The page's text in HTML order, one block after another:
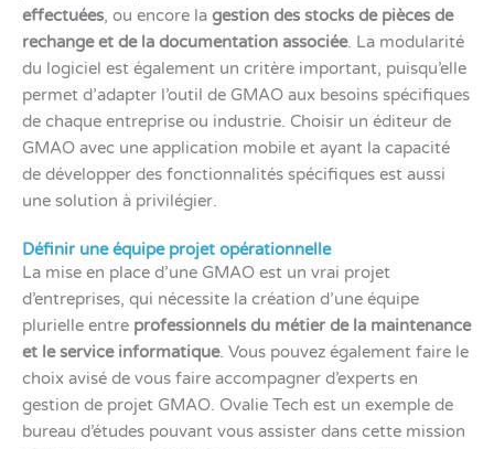
effectuées, ou encore la gestion des stocks de pièces de
rechange et de la documentation associée. La modularité
du logiciel est également un critère important, puisqu’elle
permet d’adapter l’outil de GMAO aux besoins spécifiques
de chaque entreprise ou industrie. Choisir un éditeur de
GMAO avec une application mobile et ayant la capacité
de développer des fonctionnalités spécifiques est aussi
une solution à privilégier.
Définir une équipe projet opérationnelle
La mise en place d’une GMAO est un vrai projet
d’entreprises, qui nécessite la création d’une équipe
plurielle entre professionnels du métier de la maintenance
et le service informatique. Vous pouvez également faire le
choix avisé de vous faire accompagner d’experts en
gestion de projet GMAO. Ovalie Tech est un exemple de
bureau d’études pouvant vous assister dans cette mission